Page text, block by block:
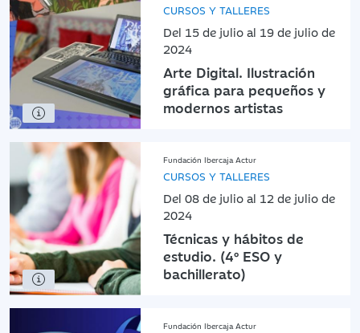
CURSOS Y TALLERES
Del 15 de julio al 19 de julio de
2024
Arte Digital. Ilustración
gráfica para pequeños y
modernos artistas
Fundación Ibercaja Actur
CURSOS Y TALLERES
Del 08 de julio al 12 de julio de
2024
Técnicas y hábitos de
estudio. (4º ESO y
bachillerato)
Fundación Ibercaja Actur